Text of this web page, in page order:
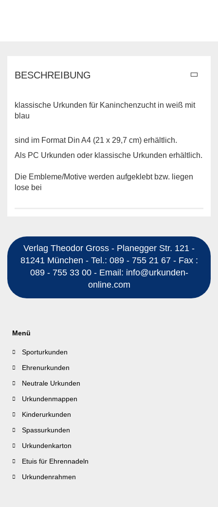
BESCHREIBUNG
klassische Urkunden für Kaninchenzucht in weiß mit
blau
sind im Format Din A4 (21 x 29,7 cm) erhältlich.
Als PC Urkunden oder klassische Urkunden erhältlich.
Die Embleme/Motive werden aufgeklebt bzw. liegen
lose bei
Verlag Theodor Gross - Planegger Str. 121 -
81241 München - Tel.: 089 - 755 21 67 - Fax :
089 - 755 33 00 - Email: info@urkunden-
online.com
Menü
Sporturkunden
Ehrenurkunden
Neutrale Urkunden
Urkundenmappen
Kinderurkunden
Spassurkunden
Urkundenkarton
Etuis für Ehrennadeln
Urkundenrahmen